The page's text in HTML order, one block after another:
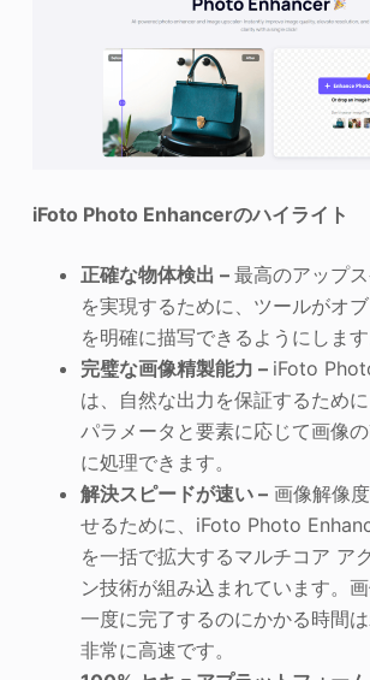
iFoto Photo Enhancerのハイライト
正確な物体検出 – 最高のアップ
を実現するために、ツールがオ
を明確に描写できるようにします
完璧な画像精製能力 – iFoto
は、自然な出力を保証するため
パラメータと要素に応じて画像
に処理できます。
解決スピードが速い –画像解像
せるために、iFoto Photo
を一括で拡大するマルチコア ア
ン技術が組み込まれています。
一度に完了するのにかかる時間は
非常に高速です。